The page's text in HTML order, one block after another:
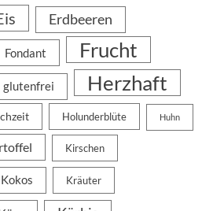
Erdbeeren
Fondant Frucht
glutenfrei Herzhaft
Holunderblüte Huhn
Kirschen
Kokos Kräuter